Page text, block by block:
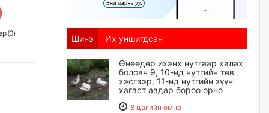
(0)
Шинэ Их уншигдсан
Өнөөдөр ихэнх нутгаар халах
боловч 9, 10-нд нутгийн төв
хэсгээр, 11-нд нутгийн зүүн
хагаст аадар бороо орно
8 цагийн өмнө